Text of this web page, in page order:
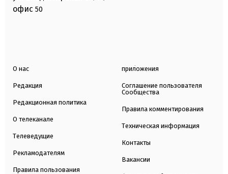
офис 50
О нас
Редакция
Редакционная политика
О телеканале
Телеведущие
Рекламодателям
Правила пользования
приложения
Соглашение пользователя
Сообщества
Правила комментирования
Техническая информация
Контакты
Вакансии